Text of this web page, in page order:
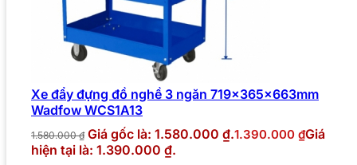
Xe đẩy đựng đồ nghề 3 ngăn 719x365x663mm
Wadfow WCS1A13
1.580.000₫ Giá gốc là: 1.580.000 ₫.1.390.000 ₫Giá
hiện tại là: 1.390.000 ₫.